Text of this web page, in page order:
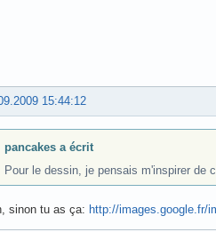
15:44:12
pancakes a écrit
Pour le dessin, je pensais m'inspirer de
sinon tu as ça: http://images.google.fr/